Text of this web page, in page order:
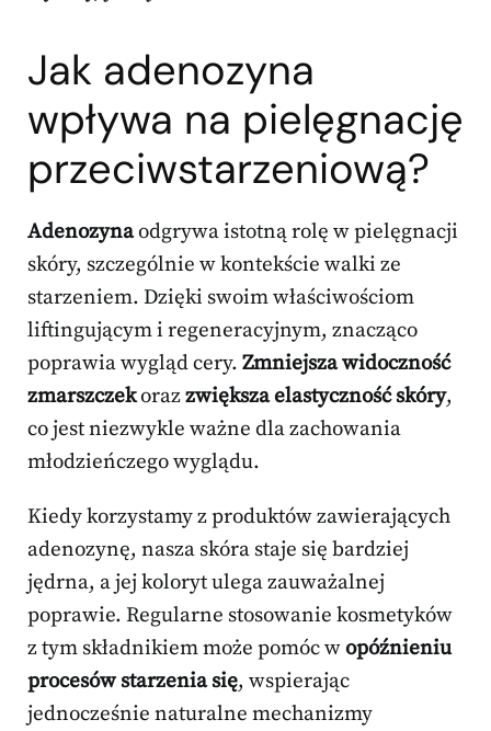
Jak adenozyna
wpływa na pielęgnację
przeciwstarzeniową?
Adenozynaodgrywa istotną rolę w pielęgnacji
skóry, szczególnie w kontekście walki ze
starzeniem. Dzięki swoim właściwościom
liftingującym i regeneracyjnym, znacząco
poprawia wygląd cery. Zmniejsza widoczność
zmarszczekorazzwiększa elastyczność skóry,
co jest niezwykle ważne dla zachowania
młodzieńczego wyglądu.
Kiedy korzystamy z produktów zawierających
adenozynę, nasza skóra staje się bardziej
jędrna, a jej koloryt ulega zauważalnej
poprawie. Regularne stosowanie kosmetyków
z tym składnikiem może pomóc wopóźnieniu
procesów starzenia się, wspierając
jednocześnie naturalne mechanizmy